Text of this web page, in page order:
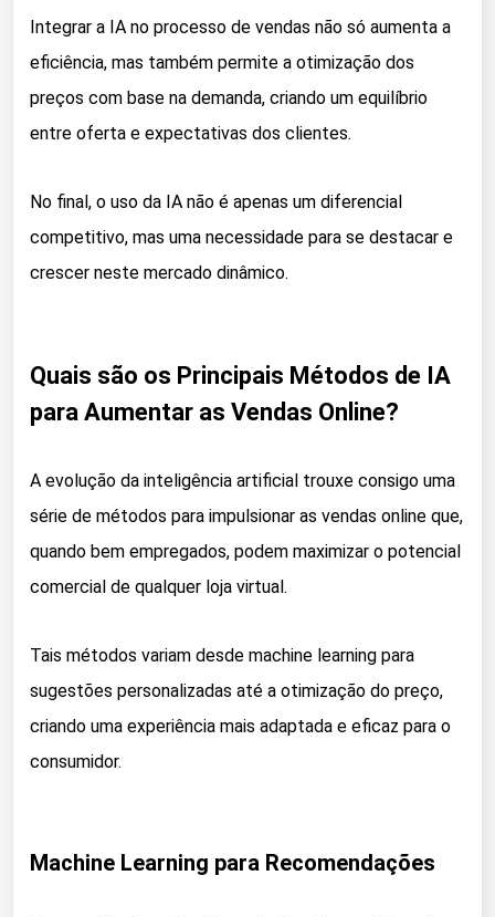
Integrar a IA no processo de vendas não só aumenta a
eficiência, mas também permite a otimização dos
preços com base na demanda, criando um equilíbrio
entre oferta e expectativas dos clientes.
No final, o uso da IA não é apenas um diferencial
competitivo, mas uma necessidade para se destacar e
crescer neste mercado dinâmico.
Quais são os Principais Métodos de IA
para Aumentar as Vendas Online?
A evolução da inteligência artificial trouxe consigo uma
série de métodos para impulsionar as vendas online que,
quando bem empregados, podem maximizar o potencial
comercial de qualquer loja virtual.
Tais métodos variam desde machine learning para
sugestões personalizadas até a otimização do preço,
criando uma experiência mais adaptada e eficaz para o
consumidor.
Machine Learning para Recomendações